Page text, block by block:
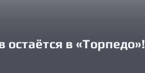
остаётся в «Торпедо»!